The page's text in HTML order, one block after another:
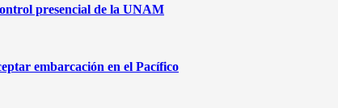
presencial de la UNAM
embarcación en el Pacífico